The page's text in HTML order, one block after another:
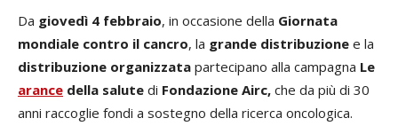
Da giovedì 4 febbraio, in occasione della Giornata
mondiale contro il cancro, la grande distribuzione e la
distribuzione organizzata partecipano alla campagna Le
arance della salute di Fondazione Airc, che da più di 30
anni raccoglie fondi a sostegno della ricerca oncologica.